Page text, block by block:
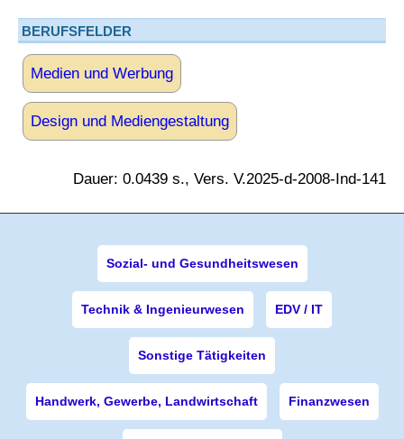
BERUFSFELDER
Medien und Werbung
Design und Mediengestaltung
Dauer: 0.0439 s., Vers. V.2025-d-2008-Ind-141
Sozial- und Gesundheitswesen
Technik & Ingenieurwesen EDV / IT
Sonstige Tätigkeiten
Handwerk, Gewerbe, Landwirtschaft Finanzwesen